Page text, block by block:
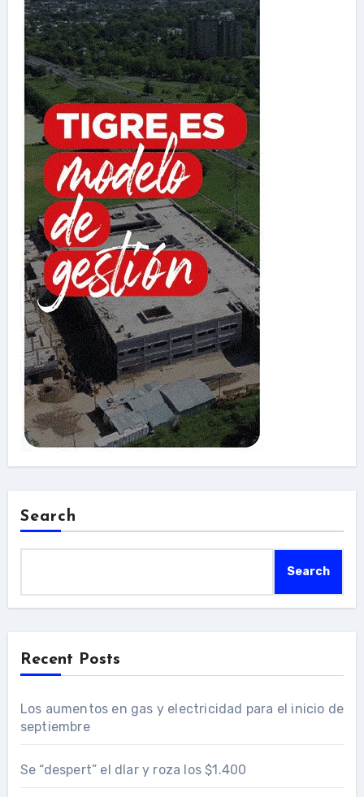
Search
Search
Recent Posts
Los aumentos en gas y electricidad para el inicio de
septiembre
Se “despert” el dlar y roza los $1.400